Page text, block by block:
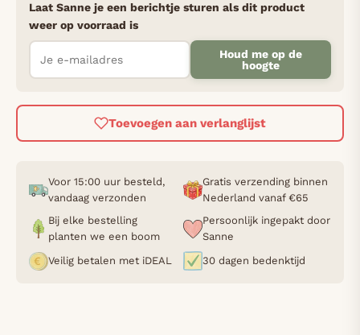
Laat Sanne je een berichtje sturen als dit product
weer op voorraad is
Houd me op de
hoogte
Toevoegen aan verlanglijst
Voor 15:00 uur besteld,
vandaag verzonden
Gratis verzending binnen
Nederland vanaf €65
Bij elke bestelling
planten we een boom
Persoonlijk ingepakt door
Sanne
Veilig betalen met iDEAL
30 dagen bedenktijd